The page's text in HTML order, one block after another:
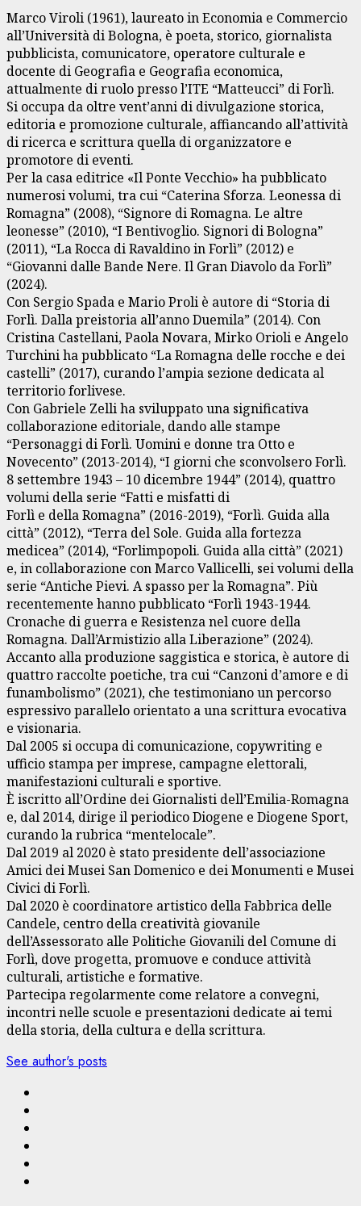
Marco Viroli (1961), laureato in Economia e Commercio
all’Università di Bologna, è poeta, storico, giornalista
pubblicista, comunicatore, operatore culturale e
docente di Geografia e Geografia economica,
attualmente di ruolo presso l’ITE “Matteucci” di Forlì.
Si occupa da oltre vent’anni di divulgazione storica,
editoria e promozione culturale, affiancando all’attività
di ricerca e scrittura quella di organizzatore e
promotore di eventi.
Per la casa editrice «Il Ponte Vecchio» ha pubblicato
numerosi volumi, tra cui “Caterina Sforza. Leonessa di
Romagna” (2008), “Signore di Romagna. Le altre
leonesse” (2010), “I Bentivoglio. Signori di Bologna”
(2011), “La Rocca di Ravaldino in Forlì” (2012) e
“Giovanni dalle Bande Nere. Il Gran Diavolo da Forlì”
(2024).
Con Sergio Spada e Mario Proli è autore di “Storia di
Forlì. Dalla preistoria all’anno Duemila” (2014). Con
Cristina Castellani, Paola Novara, Mirko Orioli e Angelo
Turchini ha pubblicato “La Romagna delle rocche e dei
castelli” (2017), curando l’ampia sezione dedicata al
territorio forlivese.
Con Gabriele Zelli ha sviluppato una significativa
collaborazione editoriale, dando alle stampe
“Personaggi di Forlì. Uomini e donne tra Otto e
Novecento” (2013-2014), “I giorni che sconvolsero Forlì.
8 settembre 1943 – 10 dicembre 1944” (2014), quattro
volumi della serie “Fatti e misfatti di
Forlì e della Romagna” (2016-2019), “Forlì. Guida alla
città” (2012), “Terra del Sole. Guida alla fortezza
medicea” (2014), “Forlimpopoli. Guida alla città” (2021)
e, in collaborazione con Marco Vallicelli, sei volumi della
serie “Antiche Pievi. A spasso per la Romagna”. Più
recentemente hanno pubblicato “Forlì 1943-1944.
Cronache di guerra e Resistenza nel cuore della
Romagna. Dall’Armistizio alla Liberazione” (2024).
Accanto alla produzione saggistica e storica, è autore di
quattro raccolte poetiche, tra cui “Canzoni d’amore e di
funambolismo” (2021), che testimoniano un percorso
espressivo parallelo orientato a una scrittura evocativa
e visionaria.
Dal 2005 si occupa di comunicazione, copywriting e
ufficio stampa per imprese, campagne elettorali,
manifestazioni culturali e sportive.
È iscritto all’Ordine dei Giornalisti dell’Emilia-Romagna
e, dal 2014, dirige il periodico Diogene e Diogene Sport,
curando la rubrica “mentelocale”.
Dal 2019 al 2020 è stato presidente dell’associazione
Amici dei Musei San Domenico e dei Monumenti e Musei
Civici di Forlì.
Dal 2020 è coordinatore artistico della Fabbrica delle
Candele, centro della creatività giovanile
dell’Assessorato alle Politiche Giovanili del Comune di
Forlì, dove progetta, promuove e conduce attività
culturali, artistiche e formative.
Partecipa regolarmente come relatore a convegni,
incontri nelle scuole e presentazioni dedicate ai temi
della storia, della cultura e della scrittura.
See author's posts